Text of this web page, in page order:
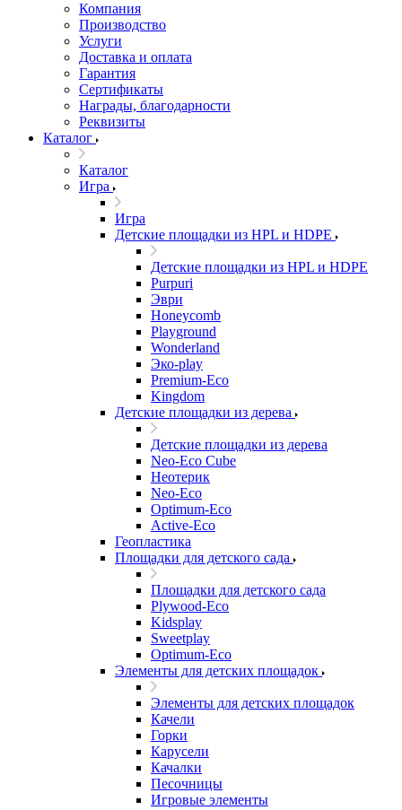
Компания
Производство
Услуги
Доставка и оплата
Гарантия
Сертификаты
Награды, благодарности
Реквизиты
Каталог
Каталог
Игра
Игра
Детские площадки из HPL и HDPE
Детские площадки из HPL и HDPE
Purpuri
Эври
Honeycomb
Playground
Wonderland
Эко-play
Premium-Eco
Kingdom
Детские площадки из дерева
Детские площадки из дерева
Neo-Eco Cube
Неотерик
Neo-Eco
Оptimum-Еco
Active-Eco
Геопластика
Площадки для детского сада
Площадки для детского сада
Plywood-Eco
Kidsplay
Sweetplay
Оptimum-Еco
Элементы для детских площадок
Элементы для детских площадок
Качели
Горки
Карусели
Качалки
Песочницы
Игровые элементы